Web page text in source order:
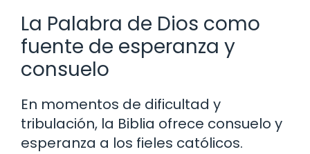
La Palabra de Dios como
fuente de esperanza y
consuelo
En momentos de dificultad y
tribulación, la Biblia ofrece consuelo y
esperanza a los fieles católicos.